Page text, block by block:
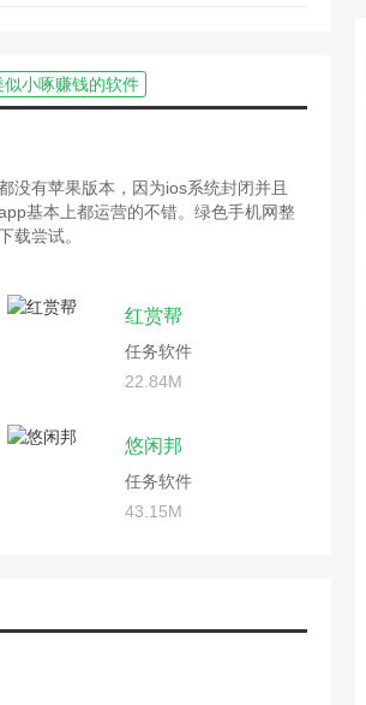
似小啄赚钱的软件
没有苹果版本，因为ios系统封闭并且
基本上都运营的不错。绿色手机网整
载尝试。
红赏帮
任务软件
22.84M
悠闲邦
任务软件
43.15M